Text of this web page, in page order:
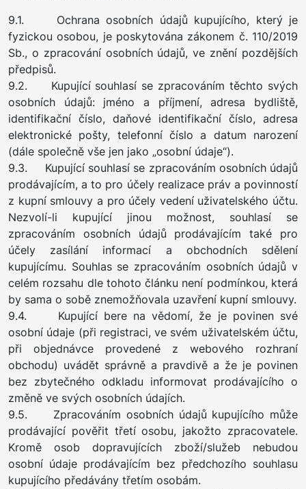
9.1. Ochrana osobních údajů kupujícího, který je
fyzickou osobou, je poskytována zákonem č. 110/2019
Sb., o zpracování osobních údajů, ve znění pozdějších
předpisů.
9.2. Kupující souhlasí se zpracováním těchto svých
osobních údajů: jméno a příjmení, adresa bydliště,
identifikační číslo, daňové identifikační číslo, adresa
elektronické pošty, telefonní číslo a datum narození
(dále společně vše jen jako „osobní údaje“).
9.3. Kupující souhlasí se zpracováním osobních údajů
prodávajícím, a to pro účely realizace práv a povinností
z kupní smlouvy a pro účely vedení uživatelského účtu.
Nezvolí-li kupující jinou možnost, souhlasí se
zpracováním osobních údajů prodávajícím také pro
účely zasílání informací a obchodních sdělení
kupujícímu. Souhlas se zpracováním osobních údajů v
celém rozsahu dle tohoto článku není podmínkou, která
by sama o sobě znemožňovala uzavření kupní smlouvy.
9.4. Kupující bere na vědomí, že je povinen své
osobní údaje (při registraci, ve svém uživatelském účtu,
při objednávce provedené z webového rozhraní
obchodu) uvádět správně a pravdivě a že je povinen
bez zbytečného odkladu informovat prodávajícího o
změně ve svých osobních údajích.
9.5. Zpracováním osobních údajů kupujícího může
prodávající pověřit třetí osobu, jakožto zpracovatele.
Kromě osob dopravujících zboží/služeb nebudou
osobní údaje prodávajícím bez předchozího souhlasu
kupujícího předávány třetím osobám.